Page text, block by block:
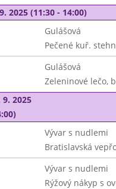
2025 (11:30 - 14:00)
Gulášová
Pečené kuř.
Gulášová
Zeleninové lečo,
2025
Vývar s nudlemi
Bratislavská
Vývar s nudlemi
Rýžový nákyp s